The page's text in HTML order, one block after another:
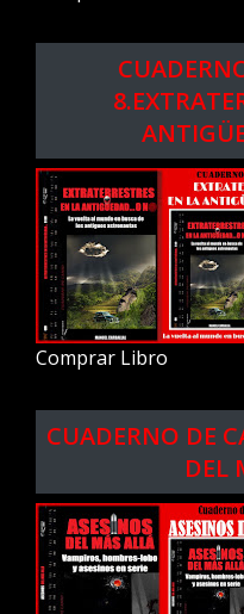
Comprar Libro
CUADERNO DE
DEL